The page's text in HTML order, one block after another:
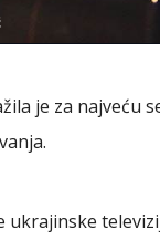
je za
ukrajinske